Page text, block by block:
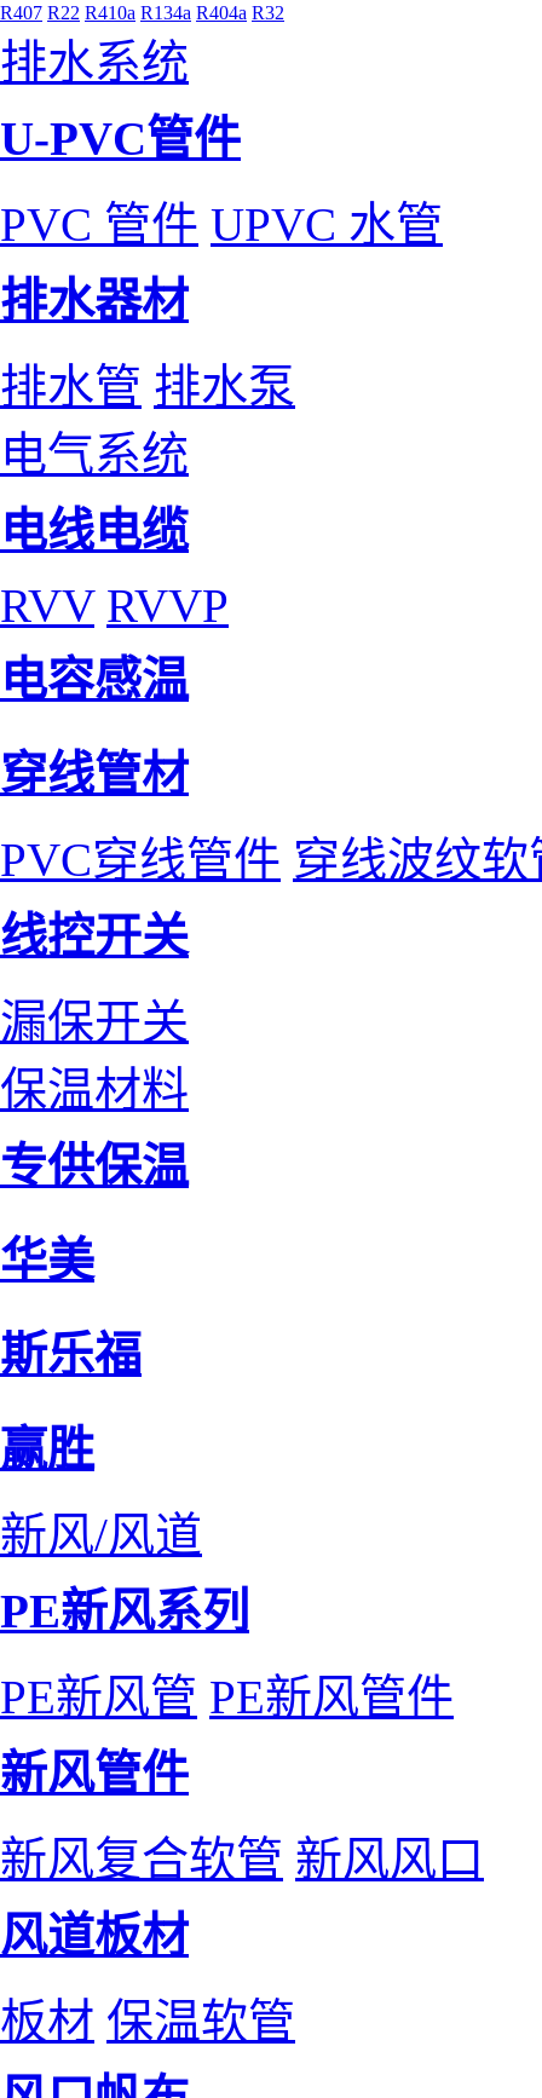
R407 R22 R410a R134a R404a R32
排水系统
U-PVC管件
PVC 管件 UPVC 水管
排水器材
排水管 排水泵
电气系统
电线电缆
RVV RVVP
电容感温
穿线管材
PVC穿线管件 穿线波纹软
线控开关
漏保开关
保温材料
专供保温
华美
斯乐福
赢胜
新风/风道
PE新风系列
PE新风管 PE新风管件
新风管件
新风复合软管 新风风口
风道板材
板材 保温软管